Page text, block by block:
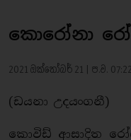
කොරෝනා
2021 ඔක්තෝබර් 21 | ප.ව. 07:22
(ඩයනා උදයංගනී)
කොවිඩ් ආසාදිත